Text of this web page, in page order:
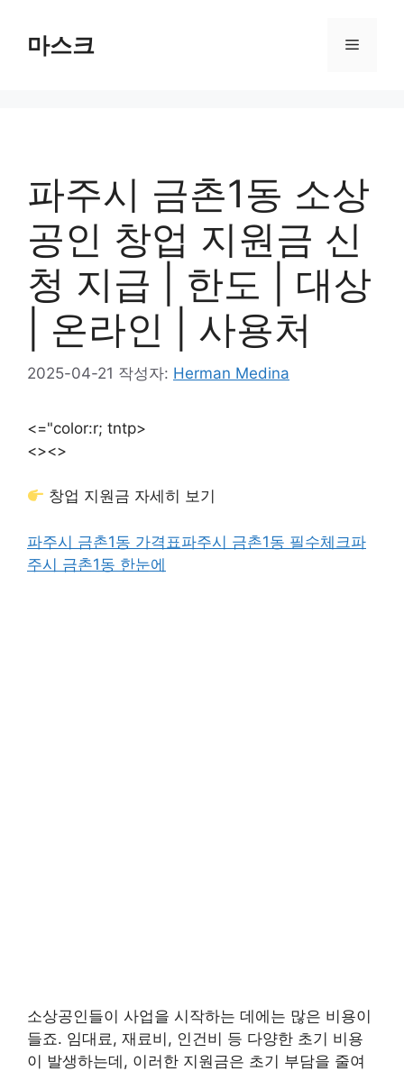
마스크 메
파주시 금촌1동 소상
공인 창업 지원금 신
청 지급 | 한도 | 대상
| 온라인 | 사용처
2025-04-21 작성자: Herman Medina
<="color:r; tntp>
<><>
창업 지원금 자세히 보기
파주시 금촌1동 가격표파주시 금촌1동 필수체크파
주시 금촌1동 한눈에
소상공인들이 사업을 시작하는 데에는 많은 비용이
들죠. 임대료, 재료비, 인건비 등 다양한 초기 비용
이 발생하는데, 이러한 지원금은 초기 부담을 줄여